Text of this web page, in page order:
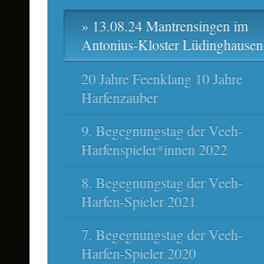
13.08.24 Mantrensingen im
Antonius-Kloster Lüdinghausen
20 Jahre Feenklang 10 Jahre
Harfenzauber
9. Begegnungstag der Veeh-
Harfenspieler*innen 2022
8. Begegnungstag der Veeh-
Harfen-Spieler 2021
7. Begegnungstag der Veeh-
Harfen-Spieler 2020